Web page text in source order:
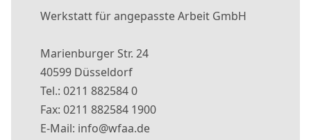
Werkstatt für angepasste Arbeit GmbH
Marienburger Str. 24
40599 Düsseldorf
Tel.: 0211 882584 0
Fax: 0211 882584 1900
E-Mail: info@wfaa.de